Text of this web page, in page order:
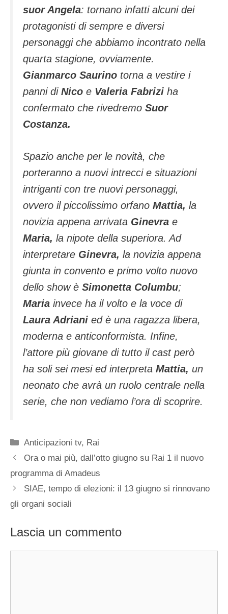
suor Angela: tornano infatti alcuni dei
protagonisti di sempre e diversi
personaggi che abbiamo incontrato nella
quarta stagione, ovviamente.
Gianmarco Saurino torna a vestire i
panni di Nico e Valeria Fabrizi ha
confermato che rivedremo Suor
Costanza.
Spazio anche per le novità, che
porteranno a nuovi intrecci e situazioni
intriganti con tre nuovi personaggi,
ovvero il piccolissimo orfano Mattia, la
novizia appena arrivata Ginevra e
Maria, la nipote della superiora. Ad
interpretare Ginevra, la novizia appena
giunta in convento e primo volto nuovo
dello show è Simonetta Columbu;
Maria invece ha il volto e la voce di
Laura Adriani ed è una ragazza libera,
moderna e anticonformista. Infine,
l’attore più giovane di tutto il cast però
ha soli sei mesi ed interpreta Mattia, un
neonato che avrà un ruolo centrale nella
serie, che non vediamo l’ora di scoprire.
Categorie
Anticipazioni tv, Rai
Ora o mai più, dall’otto giugno su Rai 1 il nuovo
programma di Amadeus
SIAE, tempo di elezioni: il 13 giugno si rinnovano
gli organi sociali
Lascia un commento